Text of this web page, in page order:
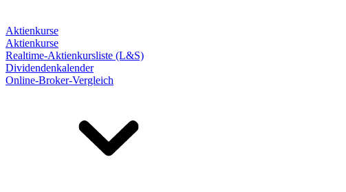
Aktienkurse
Aktienkurse
Realtime-Aktienkursliste (L&S)
Dividendenkalender
Online-Broker-Vergleich